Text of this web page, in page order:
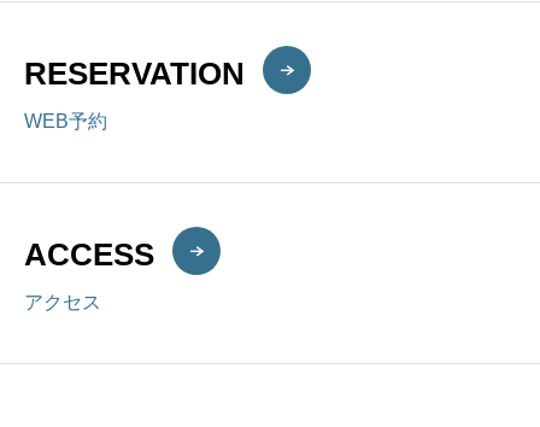
RESERVATION
WEB予約
ACCESS
アクセス